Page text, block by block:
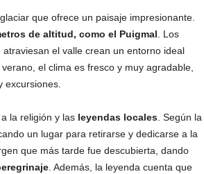
que ofrece un paisaje impresionante.
de altitud, como el Puigmal . Los
el valle crean un entorno ideal
el clima es fresco y muy agradable,
excursiones.
la religión y las leyendas locales. Según la
un lugar para retirarse y dedicarse a la
que más tarde fue descubierta, dando
. Además, la leyenda cuenta que